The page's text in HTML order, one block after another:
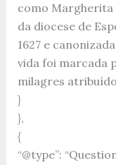
como
da diocese de
1627 e
vida foi marcada
milagres
}
},
{
“@type”: